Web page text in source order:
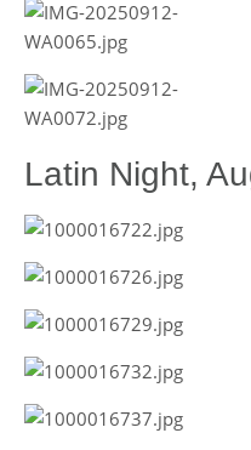
Latin Night,